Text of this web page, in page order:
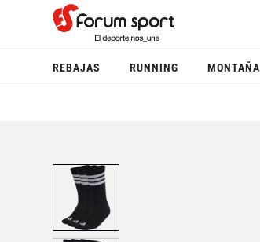
REBAJAS RUNNING MONTAÑA